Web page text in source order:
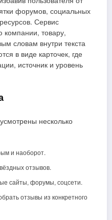
форумов, социальных
Сервис
компании, товару,
словам внутри текста
в виде карточек, где
источник и уровень
несколько
и наоборот.
отзывов.
сайты, форумы, соцсети.
отзывы из конкретного